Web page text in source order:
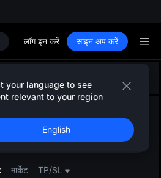
लॉग इन करें साइन अप करें
your language to see
relevant to your region
English
खरीदें बेचें
मार्केट TP/SL